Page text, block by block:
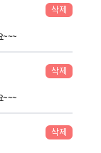
삭제
~~~
삭제
~~~
삭제